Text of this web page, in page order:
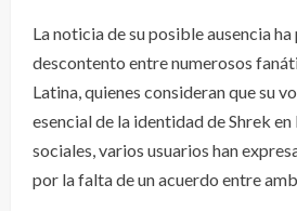
La noticia de su posible ausencia
descontento entre numerosos
Latina, quienes consideran que su
esencial de la identidad de Shrek en
sociales, varios usuarios han
por la falta de un acuerdo entre